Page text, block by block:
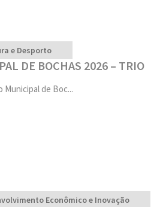
e Desporto
DE BOCHAS 2026 – TRIO
de Boc...
Econômico e Inovação